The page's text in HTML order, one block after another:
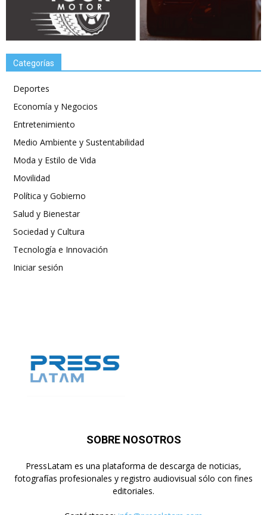
Categorías
Deportes
Economía y Negocios
Entretenimiento
Medio Ambiente y Sustentabilidad
Moda y Estilo de Vida
Movilidad
Política y Gobierno
Salud y Bienestar
Sociedad y Cultura
Tecnología e Innovación
Iniciar sesión
SOBRE NOSOTROS
PressLatam es una plataforma de descarga de noticias,
fotografías profesionales y registro audiovisual sólo con fines
editoriales.